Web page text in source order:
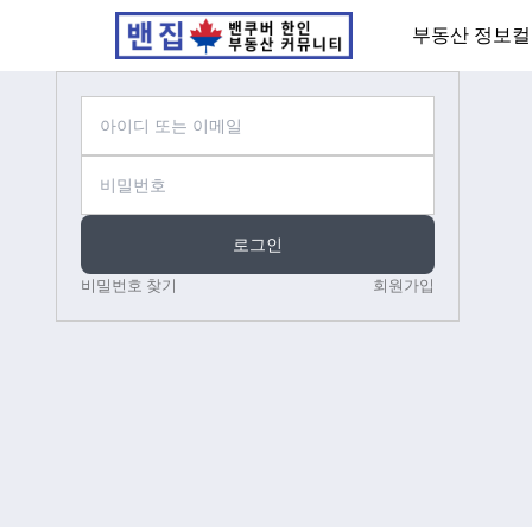
부동산 정보
로그인
비밀번호 찾기 회원가입